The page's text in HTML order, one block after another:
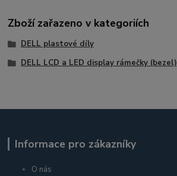
Zboží zařazeno v kategoriích
DELL plastové díly
DELL LCD a LED display rámečky (bezel)
Informace pro zákazníky
O nás